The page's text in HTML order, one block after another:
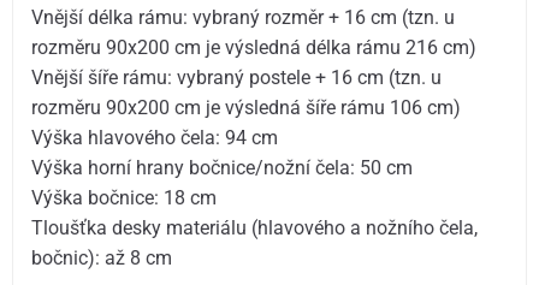
Vnější délka rámu: vybraný rozměr + 16 cm (tzn. u
rozměru 90x200 cm je výsledná délka rámu 216 cm)
Vnější šíře rámu: vybraný postele + 16 cm (tzn. u
rozměru 90x200 cm je výsledná šíře rámu 106 cm)
Výška hlavového čela: 94 cm
Výška horní hrany bočnice/nožní čela: 50 cm
Výška bočnice: 18 cm
Tloušťka desky materiálu (hlavového a nožního čela,
bočnic): až 8 cm